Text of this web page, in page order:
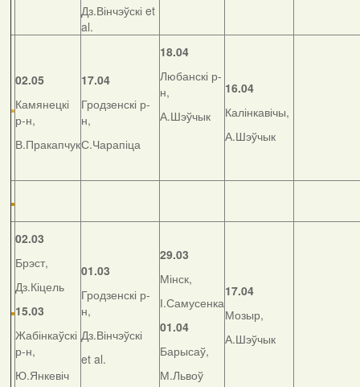
Дз.Вінчэўскі et
al.
02.05
Камянецкі
р-н,
В.Пракапчук
17.04
Гродзенскі р-
н,
С.Чарапіца
18.04
Любанскі р-
н,
А.Шэўчык
16.04
Калінкавічы,
А.Шэўчык
02.03
Брэст,
Дз.Кіцель
15.03
Жабінкаўскі
р-н,
Ю.Янкевіч
01.03
Гродзенскі р-
н,
Дз.Вінчэўскі
et al.
29.03
Мінск,
І.Самусенка
01.04
Барысаў,
М.Львоў
17.04
Мозыр,
А.Шэўчык